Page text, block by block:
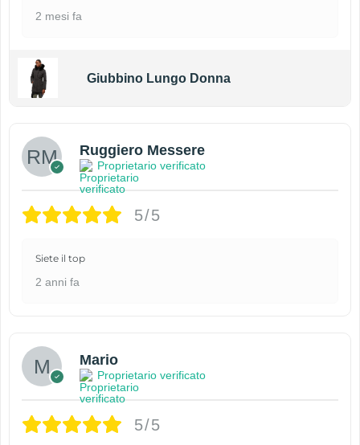
2 mesi fa
Giubbino Lungo Donna
Ruggiero Messere
Proprietario verificato
5/5
Siete il top
2 anni fa
Mario
Proprietario verificato
5/5